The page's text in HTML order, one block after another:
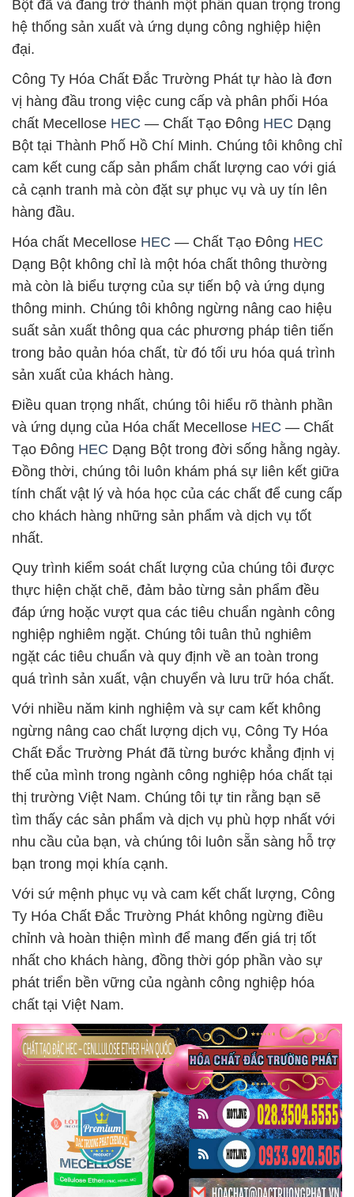
Bột đã và đang trở thành một phần quan trọng trong
hệ thống sản xuất và ứng dụng công nghiệp hiện
đại.
Công Ty Hóa Chất Đắc Trường Phát tự hào là đơn
vị hàng đầu trong việc cung cấp và phân phối Hóa
chất Mecellose HEC — Chất Tạo Đông HEC Dạng
Bột tại Thành Phố Hồ Chí Minh. Chúng tôi không chỉ
cam kết cung cấp sản phẩm chất lượng cao với giá
cả cạnh tranh mà còn đặt sự phục vụ và uy tín lên
hàng đầu.
Hóa chất Mecellose HEC — Chất Tạo Đông HEC
Dạng Bột không chỉ là một hóa chất thông thường
mà còn là biểu tượng của sự tiến bộ và ứng dụng
thông minh. Chúng tôi không ngừng nâng cao hiệu
suất sản xuất thông qua các phương pháp tiên tiến
trong bảo quản hóa chất, từ đó tối ưu hóa quá trình
sản xuất của khách hàng.
Điều quan trọng nhất, chúng tôi hiểu rõ thành phần
và ứng dụng của Hóa chất Mecellose HEC — Chất
Tạo Đông HEC Dạng Bột trong đời sống hằng ngày.
Đồng thời, chúng tôi luôn khám phá sự liên kết giữa
tính chất vật lý và hóa học của các chất để cung cấp
cho khách hàng những sản phẩm và dịch vụ tốt
nhất.
Quy trình kiểm soát chất lượng của chúng tôi được
thực hiện chặt chẽ, đảm bảo từng sản phẩm đều
đáp ứng hoặc vượt qua các tiêu chuẩn ngành công
nghiệp nghiêm ngặt. Chúng tôi tuân thủ nghiêm
ngặt các tiêu chuẩn và quy định về an toàn trong
quá trình sản xuất, vận chuyển và lưu trữ hóa chất.
Với nhiều năm kinh nghiệm và sự cam kết không
ngừng nâng cao chất lượng dịch vụ, Công Ty Hóa
Chất Đắc Trường Phát đã từng bước khẳng định vị
thế của mình trong ngành công nghiệp hóa chất tại
thị trường Việt Nam. Chúng tôi tự tin rằng bạn sẽ
tìm thấy các sản phẩm và dịch vụ phù hợp nhất với
nhu cầu của bạn, và chúng tôi luôn sẵn sàng hỗ trợ
bạn trong mọi khía cạnh.
Với sứ mệnh phục vụ và cam kết chất lượng, Công
Ty Hóa Chất Đắc Trường Phát không ngừng điều
chỉnh và hoàn thiện mình để mang đến giá trị tốt
nhất cho khách hàng, đồng thời góp phần vào sự
phát triển bền vững của ngành công nghiệp hóa
chất tại Việt Nam.